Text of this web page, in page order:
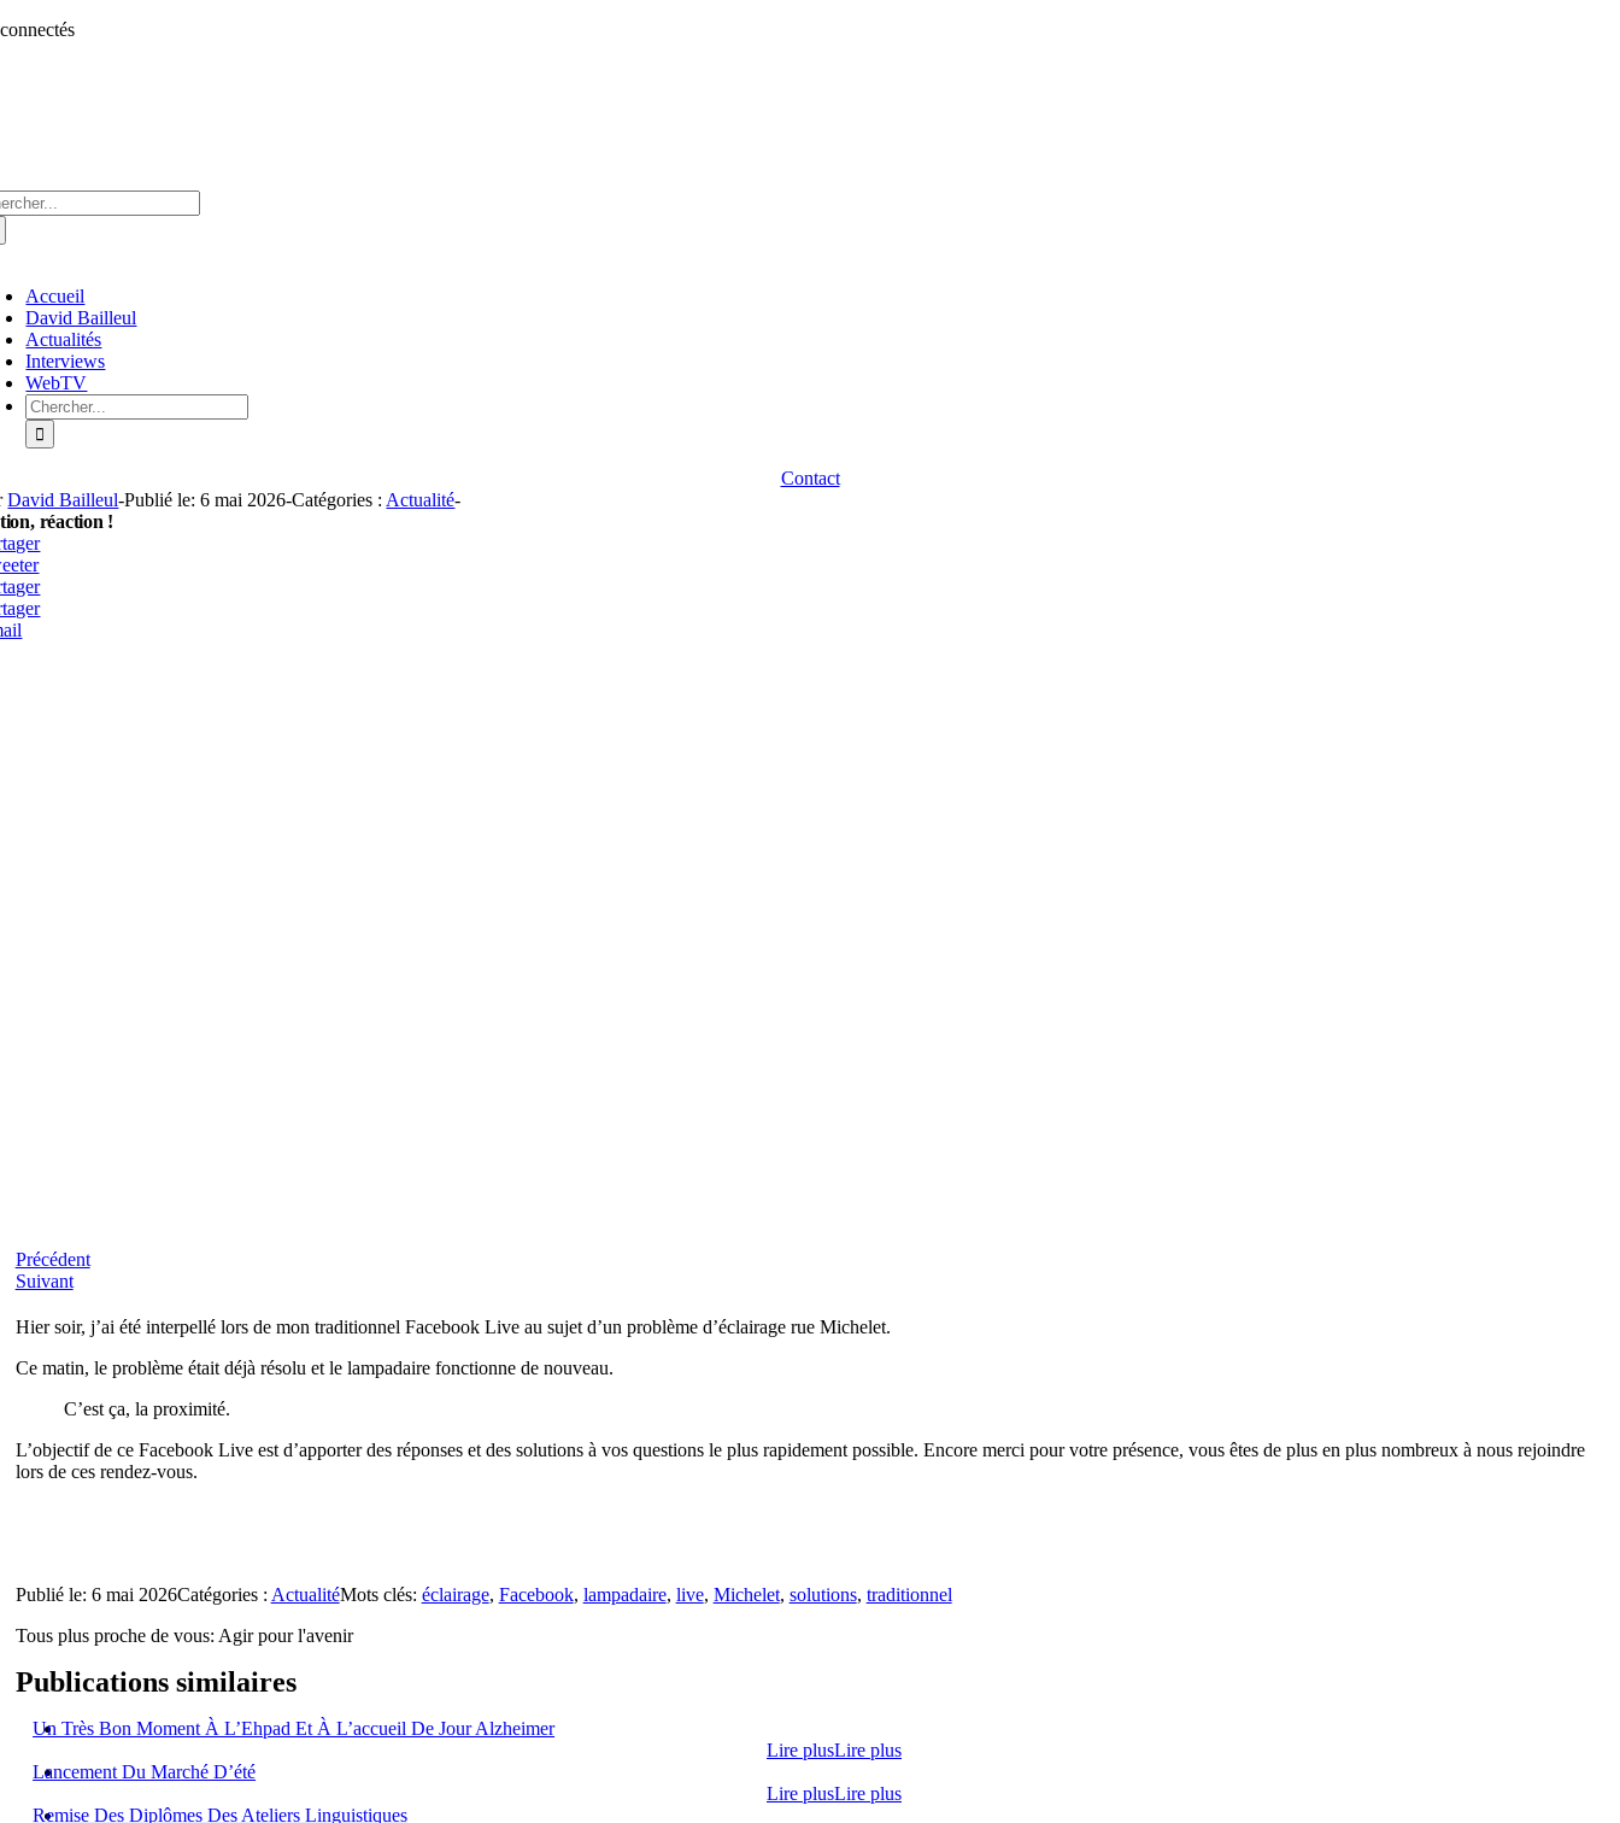
Aller
Accueil
David Bailleul
Actualités
Interviews
WebTV
Rechercher:
Contact
David Bailleul-Publié le: 6 mai 2026-Catégories : Actualité-
réaction !
Précédent
Suivant
Hier soir, j’ai été interpellé lors de mon traditionnel Facebook Live au sujet d’un problème d’éclairage rue Michelet.
Ce matin, le problème était déjà résolu et le lampadaire fonctionne de nouveau.
C’est ça, la proximité.
L’objectif de ce Facebook Live est d’apporter des réponses et des solutions à vos questions le plus rapidement possible. Encore merci pour votre présence, vous êtes de plus en plus nombreux à nous rejoindre
lors de ces rendez-vous.
Publié le: 6 mai 2026Catégories : ActualitéMots clés: éclairage, Facebook, lampadaire, live, Michelet, solutions, traditionnel
Tous plus proche de vous: Agir pour l'avenir
Publications similaires
Un Très Bon Moment À L’Ehpad Et À L’accueil De Jour Alzheimer
Lire plusLire plus
Lancement Du Marché D’été
Lire plusLire plus
Remise Des Diplômes Des Ateliers Linguistiques